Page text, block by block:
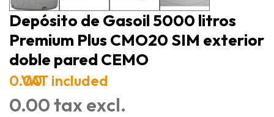
Depósito de Gasoil 5000 litros
Premium Plus CMO20 SIM exterior
doble pared CEMO
0.00
VAT included
0.00 tax excl.